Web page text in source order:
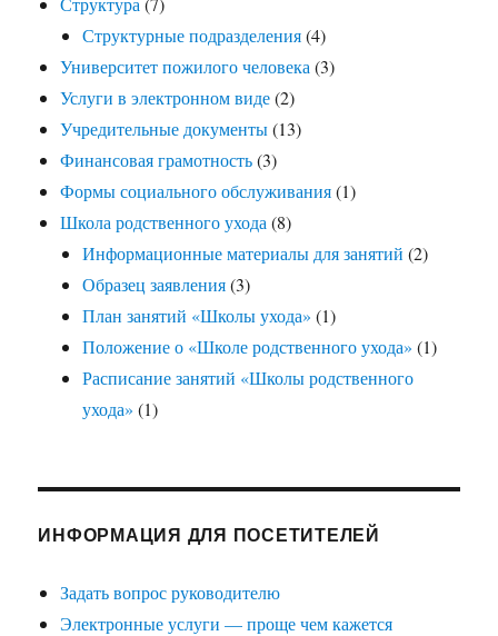
Структурные подразделения(4)
Университет пожилого человека (3)
Услуги в электронном виде(2)
Учредительные документы(13)
Финансовая грамотность(3)
Формы социального обслуживания(1)
Школа родственного ухода (8)
Информационные материалы для занятий (2)
Образец заявления(3)
План занятий «Школы ухода» (1)
Положение о «Школе родственного ухода» (1)
Расписание занятий «Школы родственного
ухода» (1)
ИНФОРМАЦИЯ ДЛЯ ПОСЕТИТЕЛЕЙ
Задать вопрос руководителю
Электронные услуги — проще чем кажется